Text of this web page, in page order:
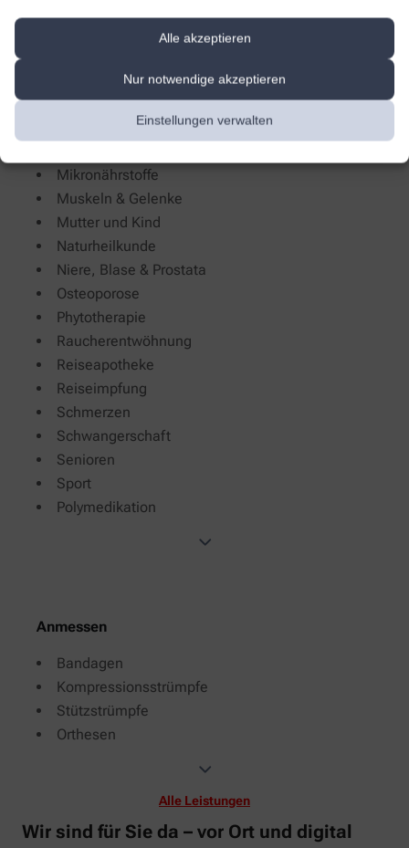
Alle akzeptieren
Nur notwendige akzeptieren
Einstellungen verwalten
Klima- und umweltbewusster Umgang mit
Kompressionstherapie
Kosmetik
Kosmetik und Hautpflege
Mikronährstoffe
Muskeln & Gelenke
Mutter und Kind
Naturheilkunde
Niere, Blase & Prostata
Osteoporose
Phytotherapie
Raucherentwöhnung
Reiseapotheke
Reiseimpfung
Schmerzen
Schwangerschaft
Senioren
Sport
Polymedikation
Anmessen
Bandagen
Kompressionsstrümpfe
Stützstrümpfe
Orthesen
Alle Leistungen
Wir sind für Sie da – vor Ort und digital